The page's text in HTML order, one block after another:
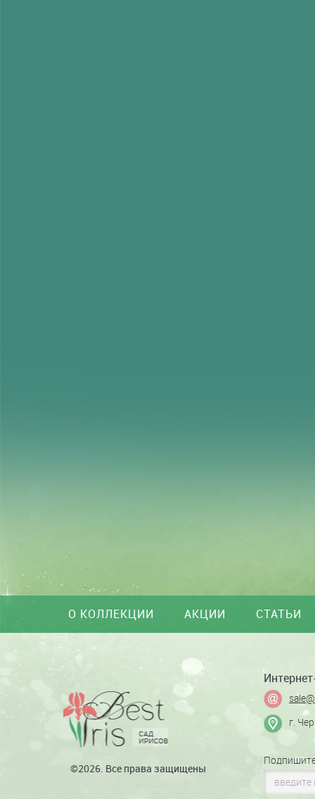
О КОЛЛЕКЦИИ АКЦИИ СТАТЬИ
©2026. Все права защищены
г.